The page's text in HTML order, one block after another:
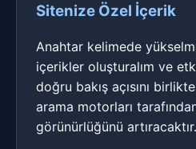
Sitenize Özel İçerik
Anahtar kelimede
içerikler oluşturalım ve
doğru bakış açısını
arama motorları
görünürlüğünü artıracaktır.